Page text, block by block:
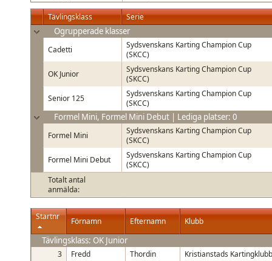
Tävlingsklass Serie
Totalt antal
anmälda:
Ogrupperade klasser
Cadetti
Sydsvenskans Karting Champion Cup
(SKCC)
OK Junior
Sydsvenskans Karting Champion Cup
(SKCC)
Senior 125
Sydsvenskans Karting Champion Cup
(SKCC)
Formel Mini, Formel Mini Debut | Lediga platser: 0
Formel Mini
Sydsvenskans Karting Champion Cup
(SKCC)
Formel Mini Debut
Sydsvenskans Karting Champion Cup
(SKCC)
Startnr Förnamn Efternamn Klubb
Tävlingsklass: OK Junior
3 Fredd Thordin
Kristianstads Kartingklubb